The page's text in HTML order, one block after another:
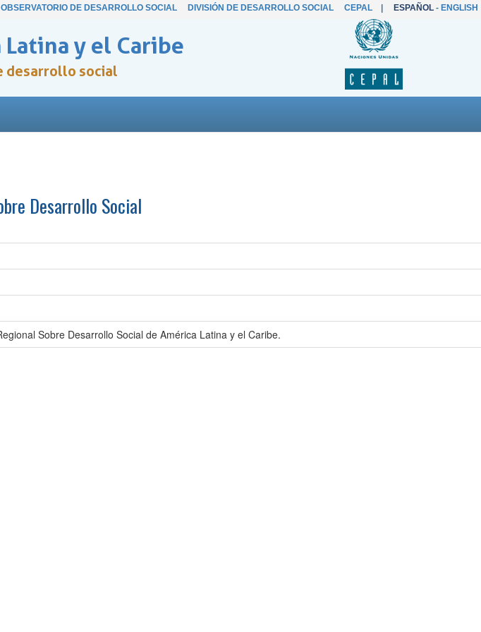
OBSERVATORIO DE DESARROLLO SOCIAL DIVISIÓN DE DESARROLLO SOCIAL CEPAL| ESPAÑOL- ENGLISH
y el Caribe
desarrollo social
Desarrollo Social
Sobre Desarrollo Social de América Latina y el Caribe.